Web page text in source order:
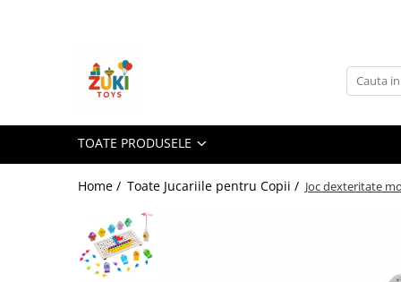
Toate Produsele
Jucarii pentru calatorii
Recomandari Zuki
Cadouri pentru Copii
Cadouri Aniversare
Cadouri de Sarbatori
Cadouri dupa Buget
Cadouri sub 59 lei
TOATE PRODUSELE
Home / Toate Jucariile pentru Copii / Joc dexteritate